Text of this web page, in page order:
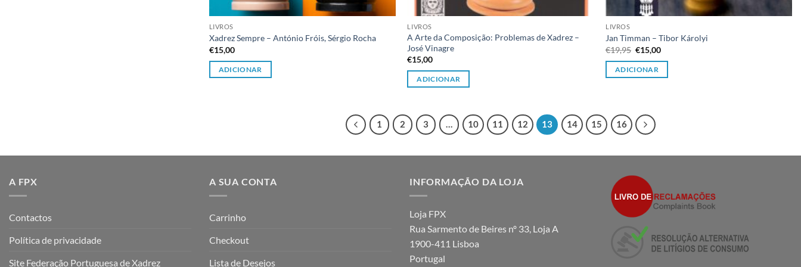
LIVROS
Xadrez Sempre – António Fróis, Sérgio Rocha
€15,00
ADICIONAR
LIVROS
A Arte da Composição: Problemas de Xadrez –
José Vinagre
€15,00
ADICIONAR
LIVROS
Jan Timman – Tibor Károlyi
€19,95 O
preço
original
era:
€15,00O
ADICIONAR
1 2 3 … 10 11 12 13 14 15 16
A FPX
Contactos
Política de privacidade
Site Federação Portuguesa de Xadrez
A SUA CONTA
Carrinho
Checkout
Lista de Desejos
INFORMAÇÃO DA LOJA
Loja FPX
Rua Sarmento de Beires nº 33, Loja A
1900-411 Lisboa
Portugal